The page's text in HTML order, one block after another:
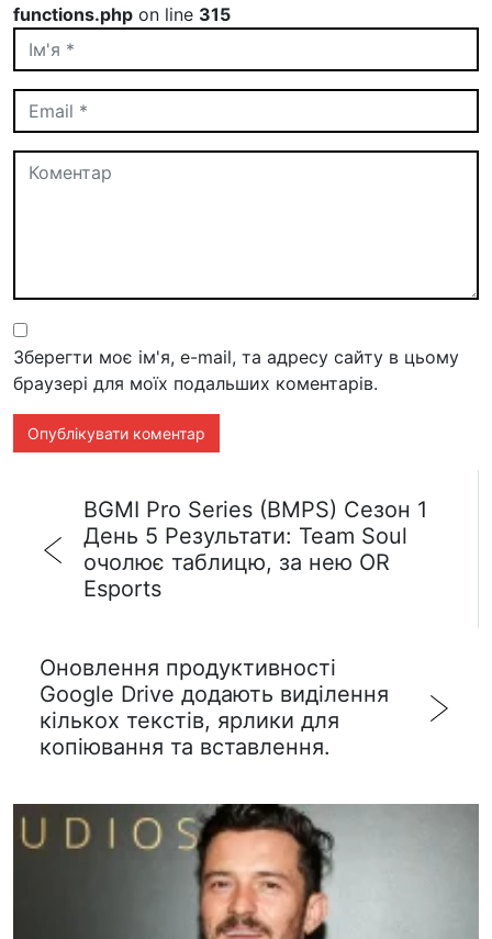
functions.php on line 315
Зберегти моє ім'я, e-mail, та адресу сайту в цьому
браузері для моїх подальших коментарів.
BGMI Pro Series (BMPS) Сезон 1
День 5 Результати: Team Soul
очолює таблицю, за нею OR
Esports
Оновлення продуктивності
Google Drive додають виділення
кількох текстів, ярлики для
копіювання та вставлення.